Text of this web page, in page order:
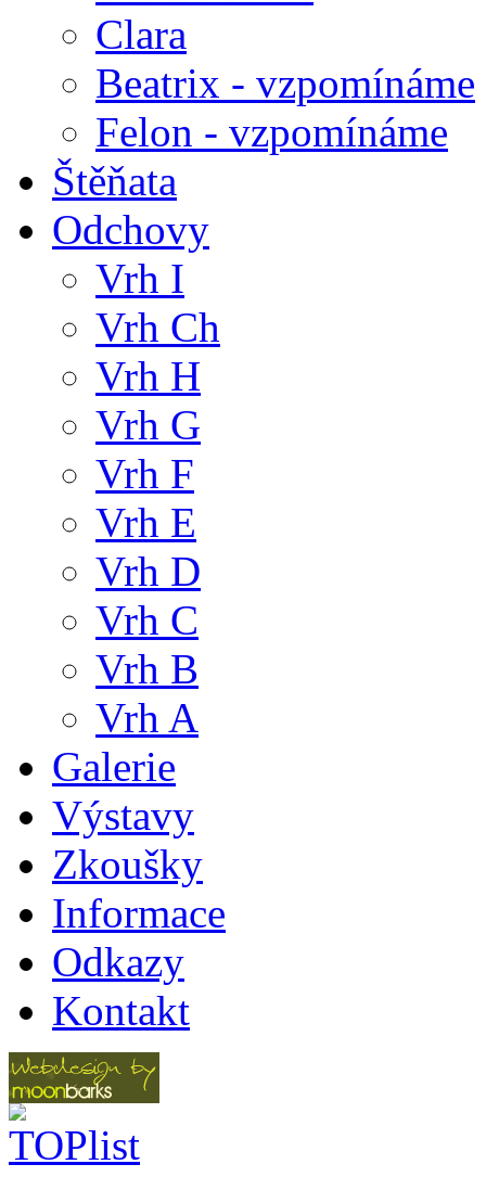
Clara
Beatrix - vzpomínáme
Felon - vzpomínáme
Štěňata
Odchovy
Vrh I
Vrh Ch
Vrh H
Vrh G
Vrh F
Vrh E
Vrh D
Vrh C
Vrh B
Vrh A
Galerie
Výstavy
Zkoušky
Informace
Odkazy
Kontakt